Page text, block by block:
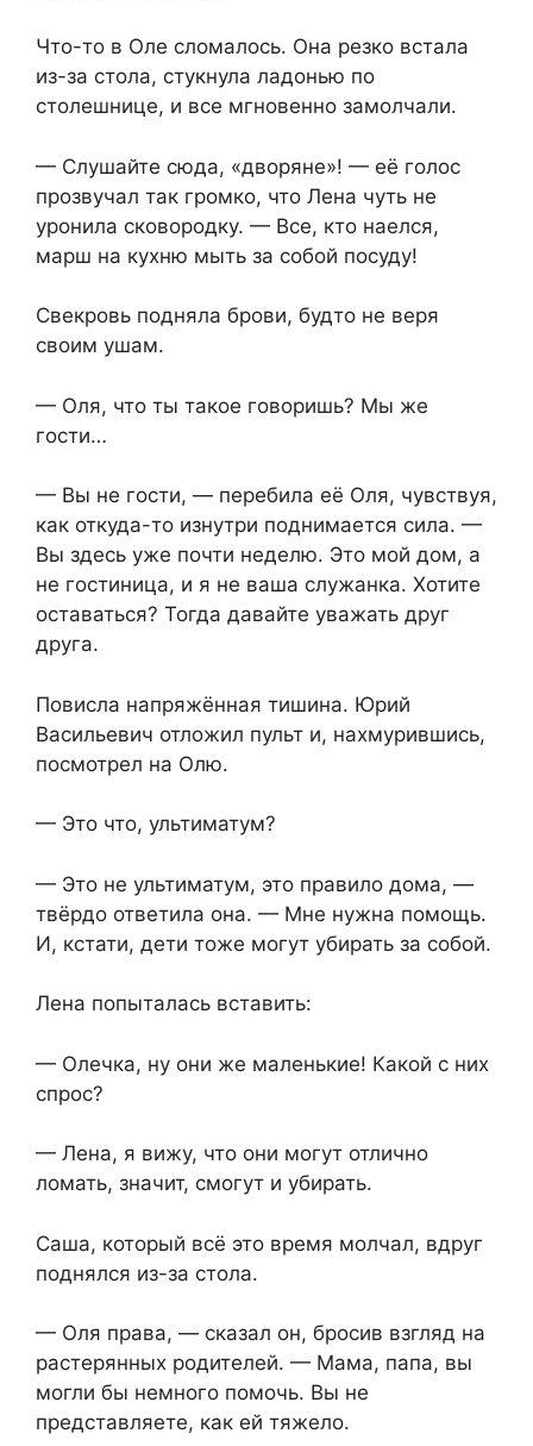
Что-то в Оле сломалось. Она резко встала
из-за стола, стукнула ладонью по
столешнице, и все мгновенно замолчали.
— Слушайте сюда, «дворяне»! — её голос
прозвучал так громко, что Лена чуть не
уронила сковородку. — Все, кто наелся,
марш на кухню мыть за собой посуду!
Свекровь подняла брови, будто не веря
своим ушам.
— Оля, что ты такое говоришь? Мы же
гости…
— Вы не гости, — перебила её Оля, чувствуя,
как откуда-то изнутри поднимается сила. —
Вы здесь уже почти неделю. Это мой дом, а
не гостиница, и я не ваша служанка. Хотите
оставаться? Тогда давайте уважать друг
друга.
Повисла напряжённая тишина. Юрий
Васильевич отложил пульт и, нахмурившись,
посмотрел на Олю.
— Это что, ультиматум?
— Это не ультиматум, это правило дома, —
твёрдо ответила она. — Мне нужна помощь.
И, кстати, дети тоже могут убирать за собой.
Лена попыталась вставить:
— Олечка, ну они же маленькие! Какой с них
спрос?
— Лена, я вижу, что они могут отлично
ломать, значит, смогут и убирать.
Саша, который всё это время молчал, вдруг
поднялся из-за стола.
— Оля права, — сказал он, бросив взгляд на
растерянных родителей. — Мама, папа, вы
могли бы немного помочь. Вы не
представляете, как ей тяжело.